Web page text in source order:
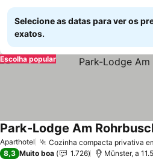
Selecione as datas para ver os
exatos.
Escolha popular
Aparthotel Cozinha compacta privativa
Park-Lodge Am
8,3 Muito boa 1.726 Münster, a